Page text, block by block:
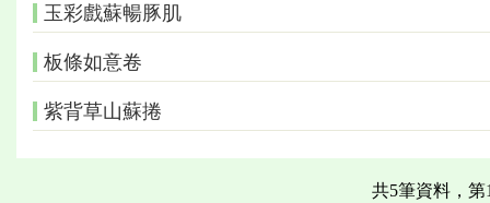
玉彩戲蘇暢豚肌
板條如意卷
紫背草山蘇捲
共5筆資料，第